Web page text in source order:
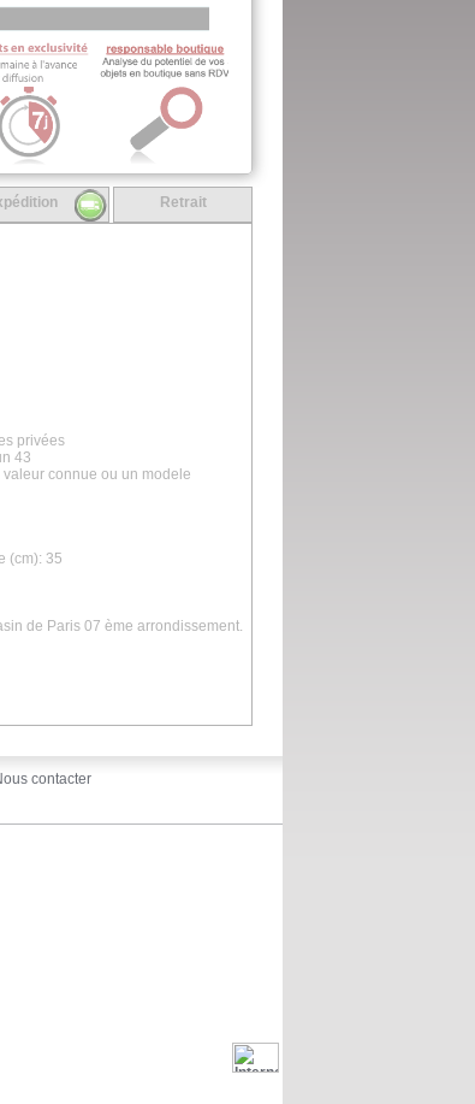
Retrait
privées
43
connue ou un modele
(cm): 35
de Paris 07 ème arrondissement.
contacter